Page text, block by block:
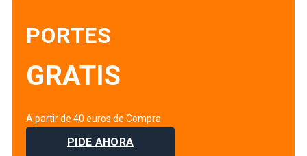
PORTES
GRATIS
A partir de 40 euros de Compra
PIDE AHORA